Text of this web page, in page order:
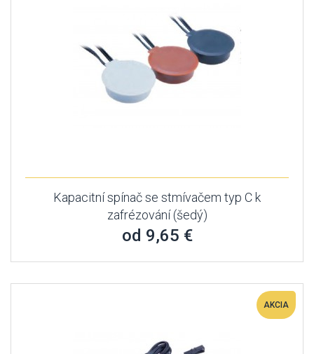
Kapacitní spínač se stmívačem typ C k
zafrézování (šedý)
od 9,65 €
AKCIA